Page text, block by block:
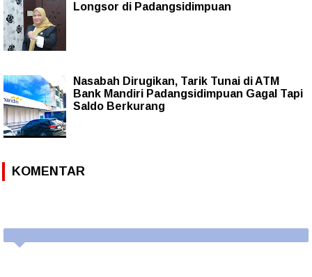
Longsor di Padangsidimpuan
Nasabah Dirugikan, Tarik Tunai di ATM
Bank Mandiri Padangsidimpuan Gagal Tapi
Saldo Berkurang
KOMENTAR